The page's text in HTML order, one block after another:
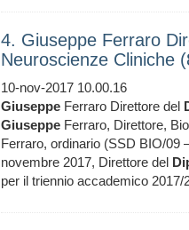
4. Giuseppe Ferraro
Neuroscienze Cliniche
10-nov-2017 10.00.16
Giuseppe Ferraro Direttore del
Giuseppe Ferraro, Direttore,
Ferraro, ordinario (SSD BIO/09
novembre 2017, Direttore del
per il triennio accademico